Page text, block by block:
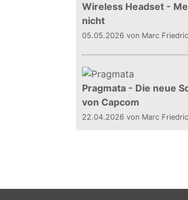
Wireless Headset -
nicht
05.05.2026 von Marc
Pragmata - Die neue
von Capcom
22.04.2026 von Marc